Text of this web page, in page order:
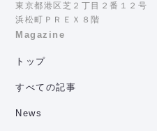
東京都港区芝２丁目２番１２号
浜松町ＰＲＥＸ８階
Magazine
トップ
すべての記事
News